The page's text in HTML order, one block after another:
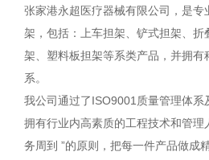
张家港永超医疗器械有限公司，是专
架，包括：上车担架、铲式担架、折
架、塑料板担架等系类产品，并拥
系。
我公司通过了ISO9001质量管理体系
拥有行业内高素质的工程技术和管理
务周到 ”的原则，把每一件产品做成精